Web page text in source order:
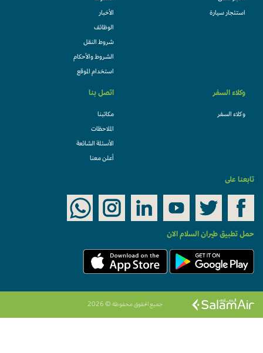
استئجار سيارة الأخبار
الوظائف
شروط النقل
الشروط والأحكام
استخدام الموقع
وكلاء السفر
وكلاء السفر
اتصل بنا
مكاتبنا
الملاحظات
الأسئلة الشائعة
أعلن معنا
تابعنا على
حمل تطبيق طيران السلام الان
جميع الحقوق محفوظة © 2026